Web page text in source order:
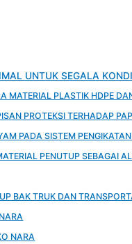
UNTUK SEGALA
MATERIAL PLASTIK HDPE
PROTEKSI TERHADAP
PADA SISTEM
PENUTUP SEBAGAI
BAK TRUK DAN
NARA